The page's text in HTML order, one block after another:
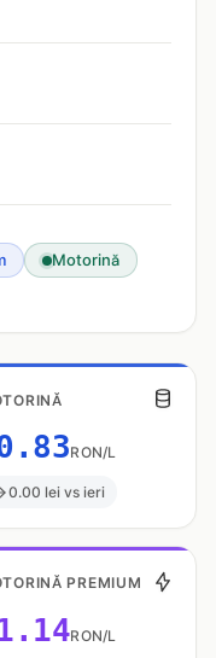
Motorină
RON/L
0.00 lei vs ieri
PREMIUM
RON/L